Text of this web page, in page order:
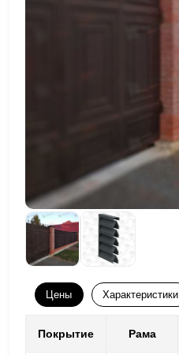
Цены Характеристики
Покрытие Рама